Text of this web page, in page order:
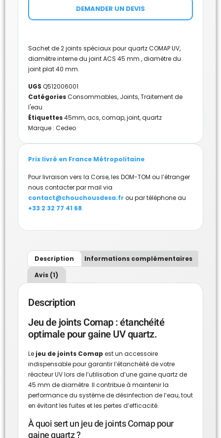
DEMANDER UN DEVIS
Sachet de 2 joints spéciaux pour quartz COMAP UV,
diamètre interne du joint ACS 45 mm , diamètre du
joint plat 40 mm.
UGS Q512006001
CatégoriesConsommables, Joints,Traitement de
l'eau
Étiquettes45mm,acs,comap,joint,quartz
Marque : Cedeo
Prix livré en France Métropolitaine
Pour livraison vers la Corse, les DOM-TOM ou l’étranger
nous contacter par mail via
contact@chouchousdesa.fr ou par téléphone au
+33 2 32 77 41 68.
Description
Informations complémentaires
Avis (1)
Description
Jeu de joints Comap : étanchéité
optimale pour gaine UV quartz.
Le jeu de joints Comap est un accessoire
indispensable pour garantir l’étanchéité de votre
réacteur UV lors de l’utilisation d’une gaine quartz de
45 mm de diamètre. Il contribue à maintenir la
performance du système de désinfection de l’eau, tout
en évitant les fuites et les pertes d’efficacité.
À quoi sert un jeu de joints Comap pour
gaine quartz ?